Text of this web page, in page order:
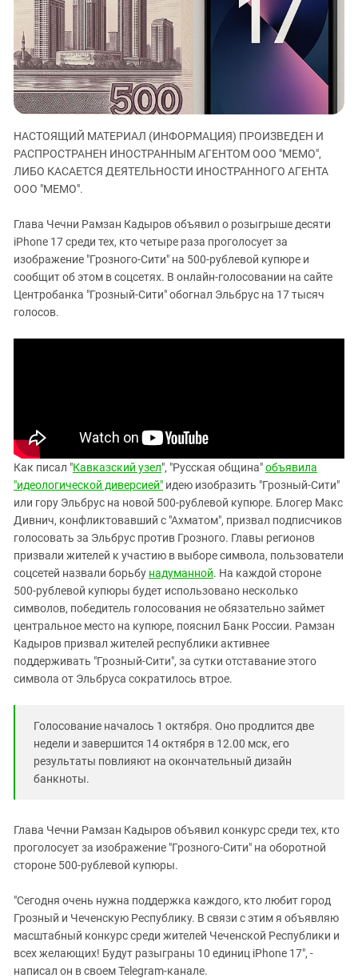
ЗАСТАВЛЯЕТ
КАВКАЗ ЗА ПАЛЕСТИНУ
ИНАКОМЫСЛИЕ В ЧЕЧНЕ
ПРЕСЛЕДОВАНИЕ АКТИВИСТОВ
МОБИЛИЗАЦИЯ И ПРОТЕСТЫ
Дагестан
Ингушетия
Кабардино-Балкария
Калмыкия
Карачаево-Черкесия
Краснодарский край
Российская Федерация
Северная Осетия - Алания
СКФО
Ставропольский край
Чечня
Южная Осетия
НАСТОЯЩИЙ МАТЕРИАЛ (ИНФОРМАЦИЯ) ПРОИЗВЕДЕН И
РАСПРОСТРАНЕН ИНОСТРАННЫМ АГЕНТОМ ООО "МЕМО",
ЛИБО КАСАЕТСЯ ДЕЯТЕЛЬНОСТИ ИНОСТРАННОГО АГЕНТА
ООО "МЕМО".
Глава Чечни Рамзан Кадыров объявил о розыгрыше десяти
iPhone 17 среди тех, кто четыре раза проголосует за
изображение "Грозного-Сити" на 500-рублевой купюре и
сообщит об этом в соцсетях. В онлайн-голосовании на сайте
Центробанка "Грозный-Сити" обогнал Эльбрус на 17 тысяч
голосов.
Как писал "Кавказский узел", "Русская община"объявила
"идеологической диверсией" идею изобразить "Грозный-Сити"
или гору Эльбрус на новой 500-рублевой купюре. Блогер Макс
Дивнич, конфликтовавший с "Ахматом", призвал подписчиков
голосовать за Эльбрус против Грозного. Главы регионов
призвали жителей к участию в выборе символа, пользователи
соцсетей назвали борьбу надуманной. На каждой стороне
500-рублевой купюры будет использовано несколько
символов, победитель голосования не обязательно займет
центральное место на купюре, пояснил Банк России. Рамзан
Кадыров призвал жителей республики активнее
поддерживать "Грозный-Сити", за сутки отставание этого
символа от Эльбруса сократилось втрое.
Голосование началось 1 октября. Оно продлится две
недели и завершится 14 октября в 12.00 мск, его
результаты повлияют на окончательный дизайн
банкноты.
Глава Чечни Рамзан Кадыров объявил конкурс среди тех, кто
проголосует за изображение "Грозного-Сити" на оборотной
стороне 500-рублевой купюры.
"Сегодня очень нужна поддержка каждого, кто любит город
Грозный и Чеченскую Республику. В связи с этим я объявляю
масштабный конкурс среди жителей Чеченской Республики и
всех желающих! Будут разыграны 10 единиц iPhone 17", -
написал он в своем Telegram-канале.